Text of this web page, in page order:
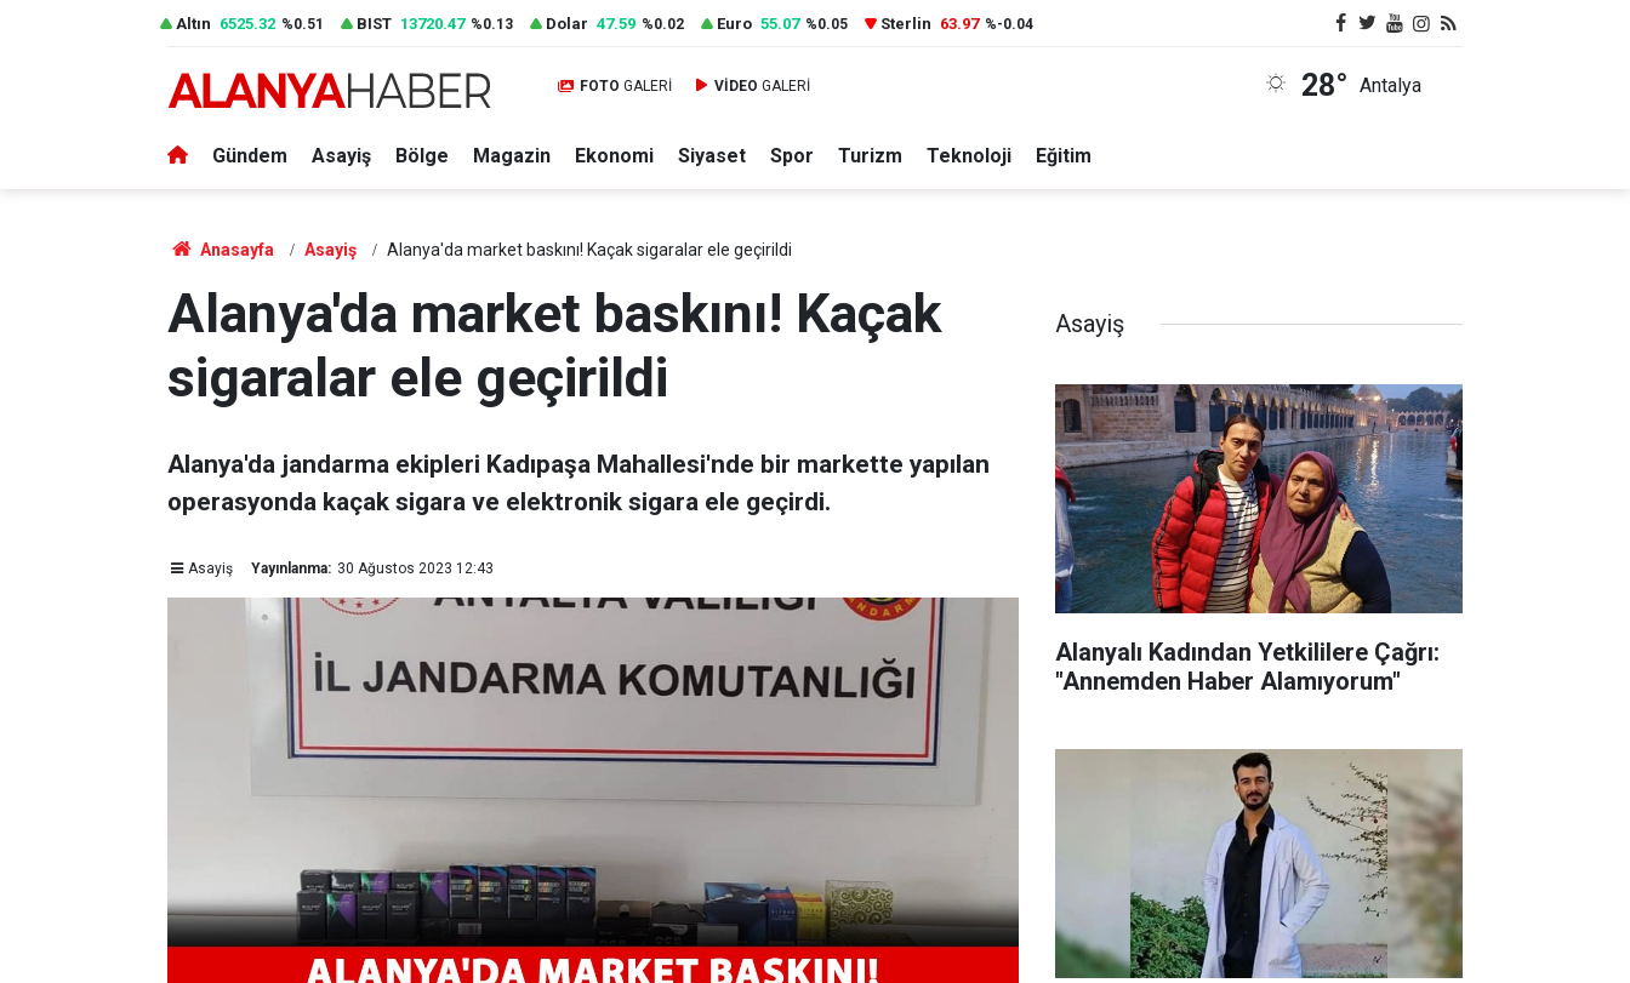
Altın 6525.32 %0.51 BIST 13720.47 %0.13 Dolar 47.59 %0.02 Euro 55.07 %0.05 Sterlin 63.97 %-0.04
FOTO GALERİ VİDEO GALERİ 28° Antalya
Gündem Asayiş Bölge Magazin Ekonomi Siyaset Spor Turizm Teknoloji Eğitim
Anasayfa Asayiş Alanya'da market baskını! Kaçak sigaralar ele geçirildi
Alanya'da market baskını! Kaçak
sigaralar ele geçirildi
Alanya'da jandarma ekipleri Kadıpaşa Mahallesi'nde bir markette yapılan
operasyonda kaçak sigara ve elektronik sigara ele geçirdi.
Asayiş Yayınlanma: 30 Ağustos 2023 12:43
Asayiş
Alanyalı Kadından Yetkililere Çağrı:
"Annemden Haber Alamıyorum"